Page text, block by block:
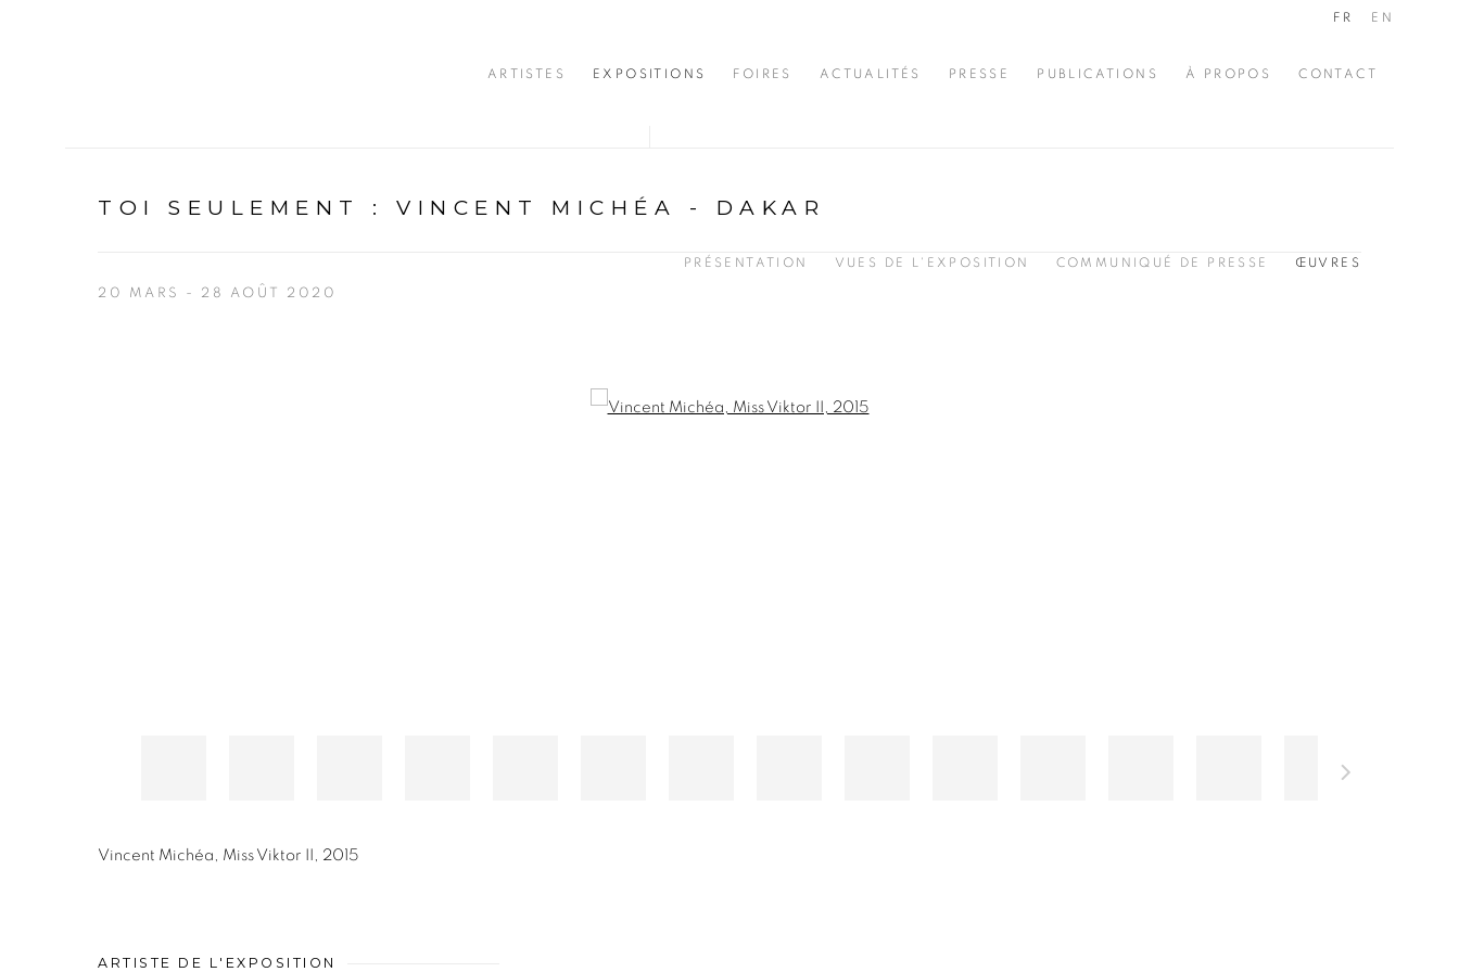
ARTISTES EXPOSITIONS FOIRES ACTUALITÉS PRESSE PUBLICATIONS À PROPOS CONTACT
FR EN
TOI SEULEMENT : VINCENT MICHÉA - DAKAR
20 MARS - 28 AOÛT 2020
PRÉSENTATION VUES DE L'EXPOSITION COMMUNIQUÉ DE PRESSE ŒUVRES
Vincent Michéa , Miss Viktor II , 2015
ARTISTE DE L'EXPOSITION